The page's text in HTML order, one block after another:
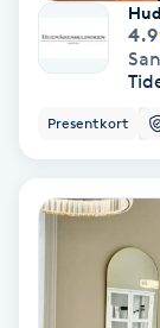
Färgning
4.9
Presentkort